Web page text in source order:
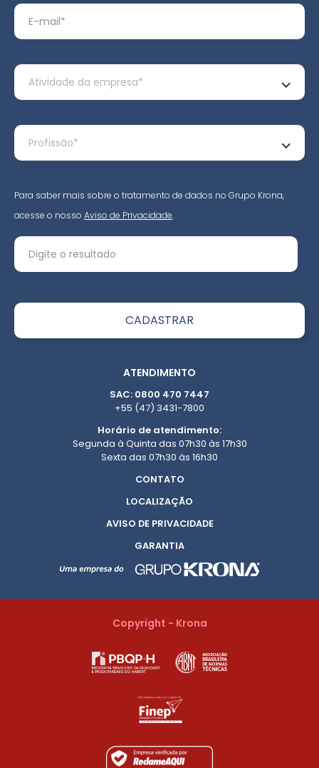
Para saber mais sobre o tratamento de dados no Grupo Krona,
acesse o nosso Aviso de Privacidade.
ATENDIMENTO
SAC: 0800 470 7447
+55 (47) 3431-7800
Horário de atendimento:
Segunda à Quinta das 07h30 às 17h30
Sexta das 07h30 às 16h30
CONTATO
LOCALIZAÇÃO
AVISO DE PRIVACIDADE
GARANTIA
Copyright - Krona